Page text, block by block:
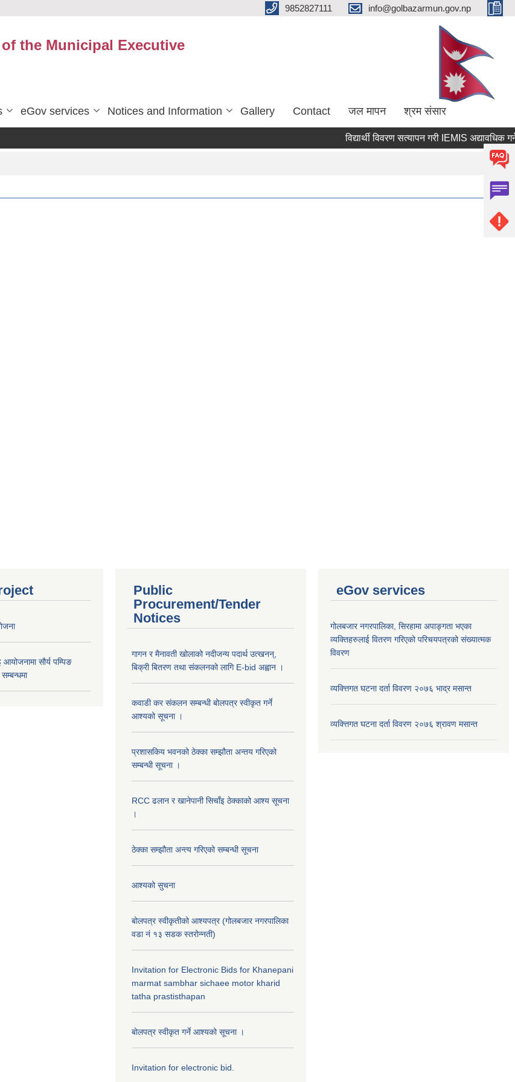
9852827111 info@golbazarmun.gov.np
the Municipal Executive
eGov services Notices and Information Gallery Contact जल मापन श्रम संसार
विद्यार्थी विवरण सत्यापन गरी IEMIS अद्यावधिक गर्ने
सौर्य पम्पिङ
Public
Procurement/Tender
Notices
गागन र मैनावती खोलाको नदीजन्य पदार्थ उत्खनन्,
बिक्री बितरण तथा संकलनको लागि E-bid अह्वान ।
कवाडी कर संकलन सम्बन्धी बोलपत्र स्वीकृत गर्ने
आश्यको सूचना ।
प्रशासकिय भवनको ठेक्का सम्झौता अन्तय गरिएको
सम्बन्धी सूचना ।
RCC ढलान र खानेपानी सिचाँइ ठेक्काको आश्य सूचना
।
ठेक्का सम्झौता अन्त्य गरिएको सम्बन्धी सूचना
आश्यको सुचना
बोलपत्र स्वीकृतीको आश्यपत्र (गोलबजार नगरपालिका
वडा नं १३ सडक स्तरोन्नती)
Invitation for Electronic Bids for Khanepani
marmat sambhar sichaee motor kharid
tatha prastisthapan
बोलपत्र स्वीकृत गर्ने आश्यको सूचना ।
Invitation for electronic bid.
eGov services
गोलबजार नगरपालिका, सिरहामा अपाङ्गता भएका
व्यक्तिहरुलाई वितरण गरिएको परिचयपत्रको संख्यात्मक
विवरण
व्यक्त्तिगत घटना दर्ता विवरण २०७६ भाद्र मसान्त
व्यक्त्तिगत घटना दर्ता विवरण २०७६ श्रावण मसान्त